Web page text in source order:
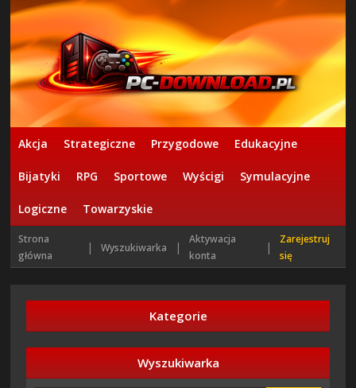
Akcja Strategiczne Przygodowe Edukacyjne
Bijatyki RPG Sportowe Wyścigi Symulacyjne
Logiczne Towarzyskie
Strona
główna
| Wyszukiwarka |
Aktywacja
konta
|
Zarejestruj
się
Kategorie
Wyszukiwarka